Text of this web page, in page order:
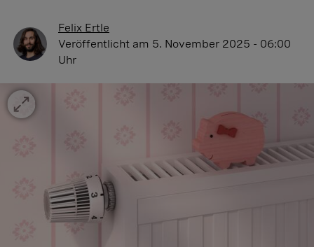
Felix Ertle
Veröffentlicht am 5. November 2025 - 06:00
Uhr